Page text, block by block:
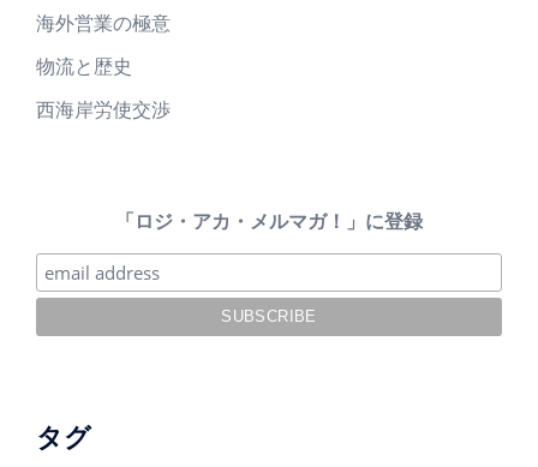
海外営業の極意
物流と歴史
西海岸労使交渉
「ロジ・アカ・メルマガ！」に登録
タグ